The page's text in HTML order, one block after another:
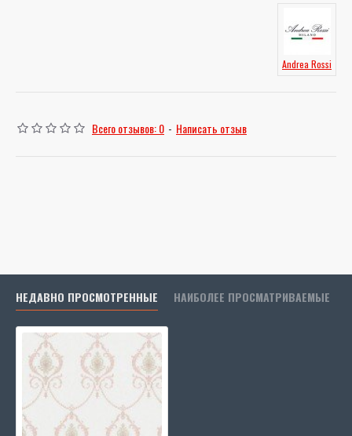
Andrea Rossi
Всего отзывов: 0 - Написать отзыв
НЕДАВНО ПРОСМОТРЕННЫЕ НАИБОЛЕЕ ПРОСМАТРИВАЕМЫЕ